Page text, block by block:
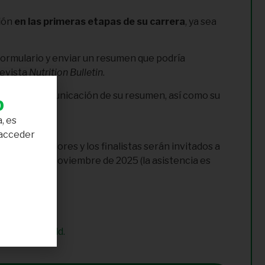
en las primeras etapas de su carrera, ya sea
y enviar un resumen que podría
Nutrition Bulletin.
de la comunicación de su resumen, así como su
Los ganadores y los finalistas serán invitados a
en noviembre de 2025 (la asistencia es
es